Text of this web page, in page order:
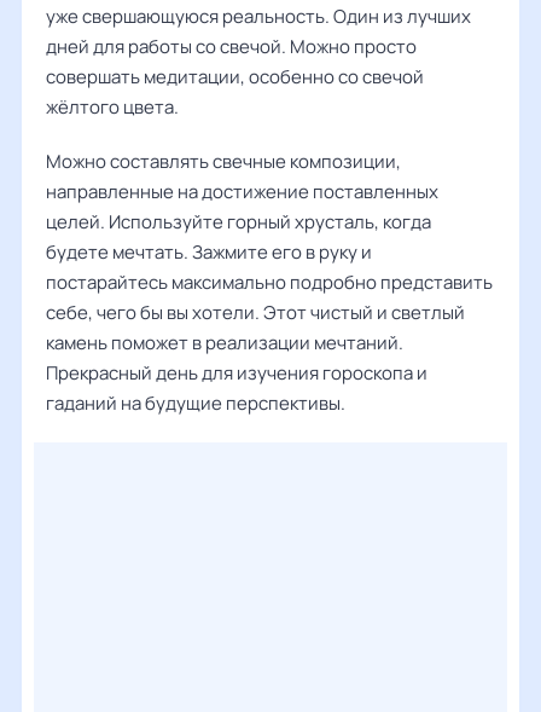
уже свершающуюся реальность. Один из лучших
дней для работы со свечой. Можно просто
совершать медитации, особенно со свечой
жёлтого цвета.
Можно составлять свечные композиции,
направленные на достижение поставленных
целей. Используйте горный хрусталь, когда
будете мечтать. Зажмите его в руку и
постарайтесь максимально подробно представить
себе, чего бы вы хотели. Этот чистый и светлый
камень поможет в реализации мечтаний.
Прекрасный день для изучения гороскопа и
гаданий на будущие перспективы.